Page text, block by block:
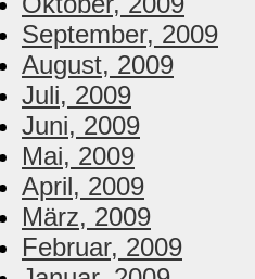
September, 2009
August, 2009
Juli, 2009
Juni, 2009
Mai, 2009
April, 2009
März, 2009
Februar, 2009